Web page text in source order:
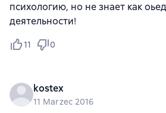
психологию, но не знает как
деятельности!
11 0
kostex
11 Marzec 2016